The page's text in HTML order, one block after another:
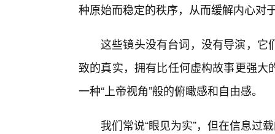
种原始而稳定的秩序，从而缓解内心对
这些镜头没有台词，没有导演，它
致的真实，拥有比任何虚构故事更强
一种“上帝视角”般的俯瞰感和自由感。
我们常说“眼见为实”，但在信息过